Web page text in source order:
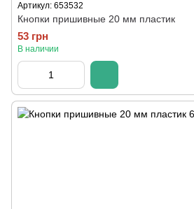
Артикул: 653532
Кнопки пришивные 20 мм пластик
53 грн
В наличии